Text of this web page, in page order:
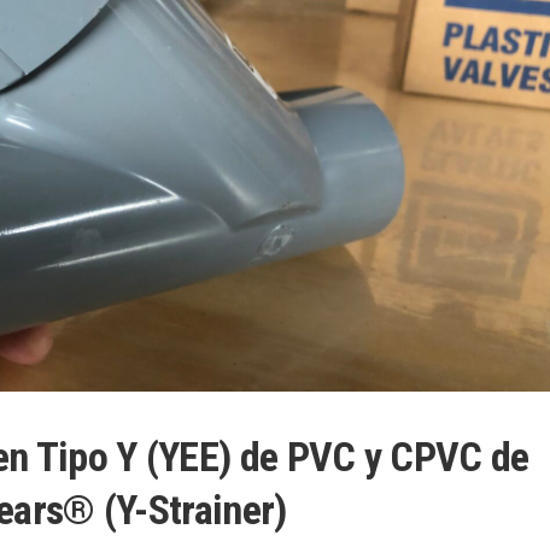
Tipo Y (YEE) de PVC y CPVC de
(Y-Strainer)